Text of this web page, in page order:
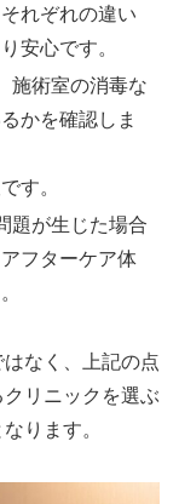
れぞれの違い
安心です。
施術室の消毒な
かを確認しま
す。
題が生じた場合
フターケア体
なく、上記の点
リニックを選ぶ
ります。